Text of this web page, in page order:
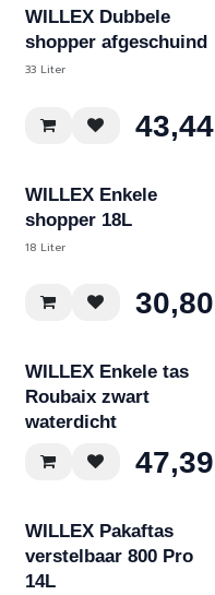
Div. kleuren
WILLEX Dubbele
shopper afgeschuind
33 Liter
43,44
Div. kleuren
WILLEX Enkele
shopper 18L
18 Liter
30,80
WILLEX Enkele tas
Roubaix zwart
waterdicht
47,39
WILLEX Pakaftas
verstelbaar 800 Pro
14L